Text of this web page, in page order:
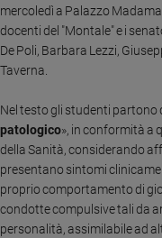
Creato
Volontariato
Diritti
Aziende
valore
Caso
della
settimana
Migranti
Diversità
mercoledì a Palazzo
docenti del "Montale" e i
De Poli, Barbara Lezzi,
Taverna.
Nel testo gli studenti partono
patologico», in conformità a
della Sanità, considerando
presentano sintomi
proprio comportamento di
condotte compulsive tali da
personalità, assimilabile ad